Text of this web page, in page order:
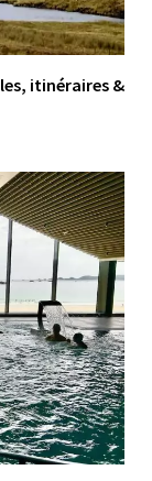
itinéraires &